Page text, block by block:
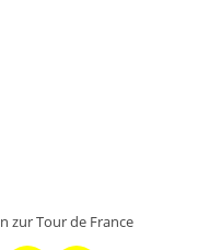
zur Tour de France